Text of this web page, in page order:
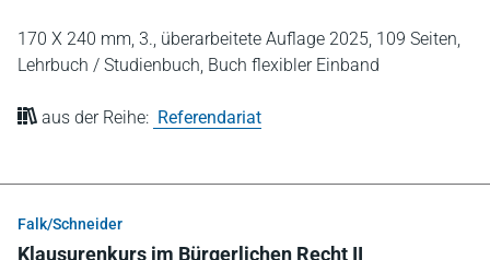
170 X 240 mm, 3., überarbeitete Auflage 2025, 109 Seiten,
Lehrbuch / Studienbuch, Buch flexibler Einband
aus der Reihe: Referendariat
Falk/Schneider
Klausurenkurs im Bürgerlichen Recht II